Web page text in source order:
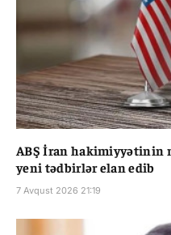
ABŞ İran hakimiyyətinin
yeni tədbirlər elan edib
7 Avqust 2026 21:19